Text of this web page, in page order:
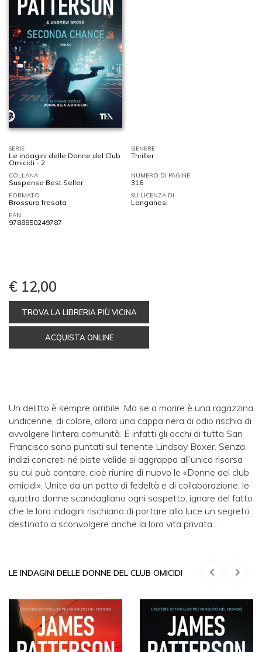
SERIE
Le indagini delle Donne del Club
Omicidi - 2
GENERE
Thriller
COLLANA
Suspense Best Seller
NUMERO DI PAGINE
316
FORMATO
Brossura fresata
SU LICENZA DI
Longanesi
EAN
9788850249787
€ 12,00
TROVA LA LIBRERIA PIÙ VICINA
ACQUISTA ONLINE
Un delitto è sempre orribile. Ma se a morire è una ragazzina
undicenne, di colore, allora una cappa nera di odio rischia di
avvolgere l'intera comunità. E infatti gli occhi di tutta San
Francisco sono puntati sul tenente Lindsay Boxer. Senza
indizi concreti né piste valide si aggrappa all’unica risorsa
su cui può contare, cioè riunire di nuovo le «Donne del club
omicidi». Unite da un patto di fedeltà e di collaborazione, le
quattro donne scandagliano ogni sospetto, ignare del fatto
che le loro indagini rischiano di portare alla luce un segreto
destinato a sconvolgere anche la loro vita privata…
LE INDAGINI DELLE DONNE DEL CLUB OMICIDI